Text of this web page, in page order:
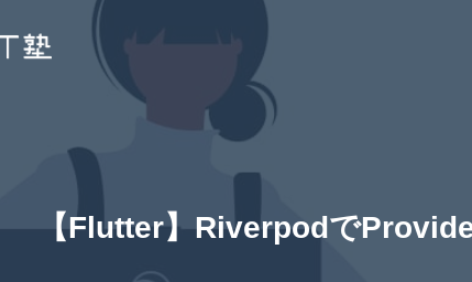
【Flutter】Riverpodで